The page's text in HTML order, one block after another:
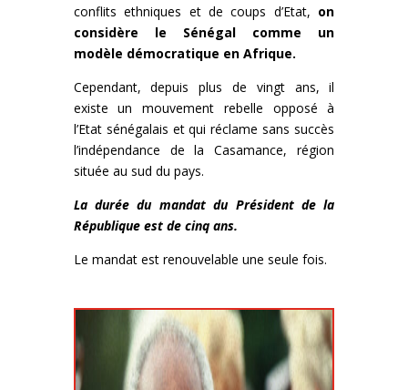
conflits ethniques et de coups d’Etat, on
considère le Sénégal comme un
modèle démocratique en Afrique.
Cependant, depuis plus de vingt ans, il
existe un mouvement rebelle opposé à
l’Etat sénégalais et qui réclame sans succès
l’indépendance de la Casamance, région
située au sud du pays.
La durée du mandat du Président de la
République est de cinq ans.
Le mandat est renouvelable une seule fois.